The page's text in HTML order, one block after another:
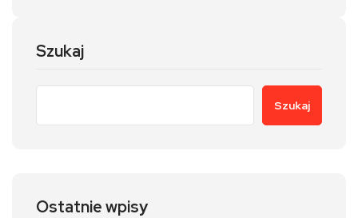
Szukaj
Szukaj
Ostatnie wpisy